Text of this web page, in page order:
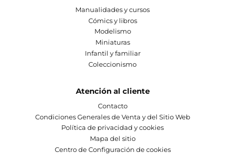
Manualidades y cursos
Cómics y libros
Modelismo
Miniaturas
Infantil y familiar
Coleccionismo
Atención al cliente
Contacto
Condiciones Generales de Venta y del Sitio Web
Política de privacidad y cookies
Mapa del sitio
Centro de Configuración de cookies